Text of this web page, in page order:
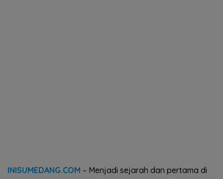
INISUMEDANG.COM – Menjadi sejarah dan pertama di